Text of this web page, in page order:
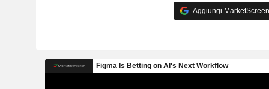
Aggiungi